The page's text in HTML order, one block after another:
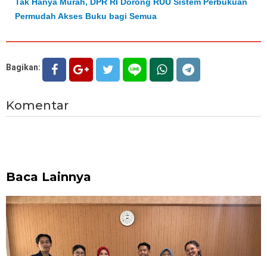
Permudah Akses Buku bagi Semua
Bagikan:
Komentar
Baca Lainnya